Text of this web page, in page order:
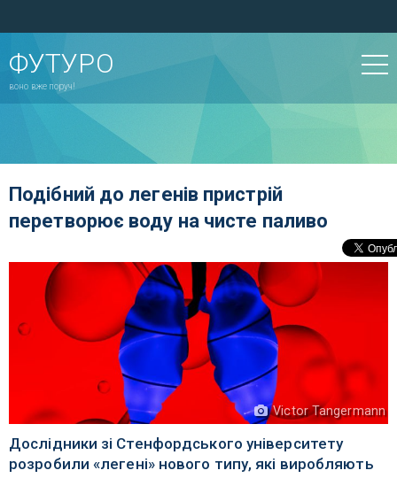
ФУТУРО
воно вже поруч!
Подібний до легенів пристрій
перетворює воду на чисте паливо
Victor Tangermann
Дослідники зі Стенфордського університету
розробили «легені» нового типу, які виробляють